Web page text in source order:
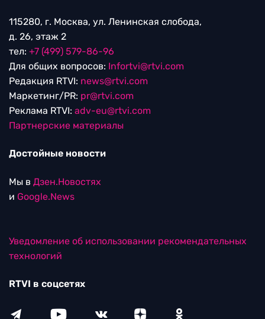
115280, г. Москва, ул. Ленинская слобода,
д. 26, этаж 2
тел: +7 (499) 579-86-96
Для общих вопросов: Infortvi@rtvi.com
Редакция RTVI: news@rtvi.com
Маркетинг/PR: pr@rtvi.com
Реклама RTVI: adv-eu@rtvi.com
Партнерские материалы
Достойные новости
Мы в Дзен.Новостях
и Google.News
Уведомление об использовании рекомендательных
технологий
RTVI в соцсетях